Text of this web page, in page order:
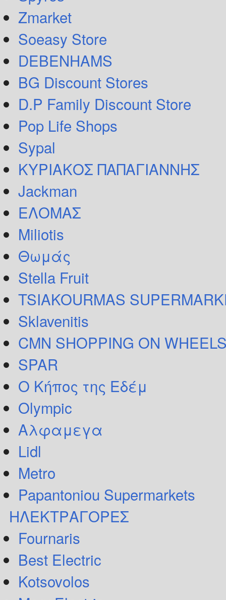
Zmarket
Soeasy Store
DEBENHAMS
BG Discount Stores
D.P Family Discount Store
Pop Life Shops
Sypal
ΚΥΡΙΑΚΟΣ ΠΑΠΑΓΙΑΝΝΗΣ
Jackman
ΕΛΟΜΑΣ
Miliotis
Θωμάς
Stella Fruit
TSIAKOURMAS
Sklavenitis
CMN SHOPPING ON
SPAR
Ο Κήπος της Εδέμ
Olympic
Αλφαμεγα
Lidl
Metro
Papantoniou Supermarkets
ΗΛΕΚΤΡΑΓΟΡΕΣ
Fournaris
Best Electric
Kotsovolos